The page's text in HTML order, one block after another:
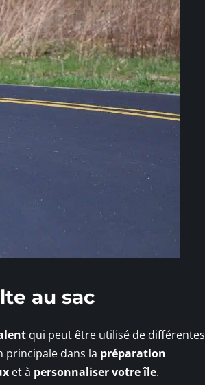
au sac
qui peut être utilisé de différentes
principale dans la préparation
et à personnaliser votre île.